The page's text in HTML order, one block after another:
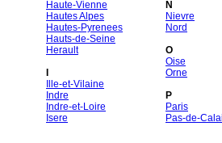
Haute-Vienne
Hautes Alpes
Hautes-Pyrenees
Hauts-de-Seine
Herault
Ille-et-Vilaine
Indre
Indre-et-Loire
Isere
N
Nievre
Nord
O
Oise
Orne
P
Paris
Pas-de-